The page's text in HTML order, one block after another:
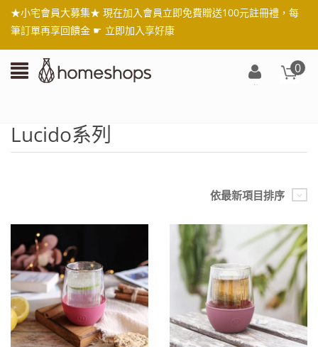
★小宅會員大募集★ 現在加入會員立即免費贈送100元註冊禮，每
筆訂單再享回饋金 ☛ 立即加入享好康
0
Lucido系列
依最新項目排序